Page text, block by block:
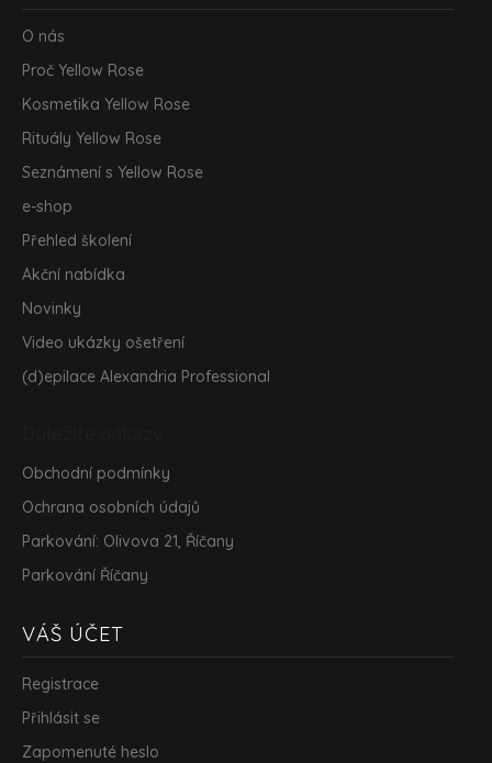
O nás
Proč Yellow Rose
Kosmetika Yellow Rose
Rituály Yellow Rose
Seznámení s Yellow Rose
e-shop
Přehled školení
Akční nabídka
Novinky
Video ukázky ošetření
(d)epilace Alexandria Professional
Obchodní podmínky
Ochrana osobních údajů
Parkování: Olivova 21, Říčany
Parkování Říčany
VÁŠ ÚČET
Registrace
Přihlásit se
Zapomenuté heslo